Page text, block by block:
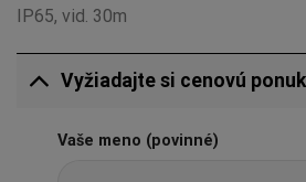
IP65, vid. 30m
Vyžiadajte si cenovú
Vaše meno (povinné)